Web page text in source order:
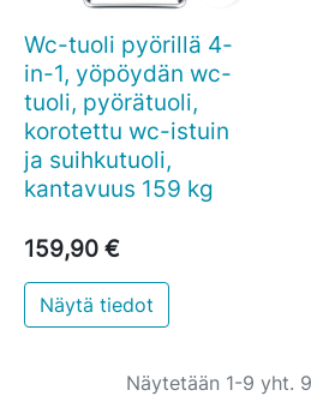
Wc-tuoli pyörillä 4-
in-1, yöpöydän wc-
tuoli, pyörätuoli,
korotettu wc-istuin
ja suihkutuoli,
kantavuus 159 kg
159,90 €
Näytä tiedot
Näytetään 1-9 yht.